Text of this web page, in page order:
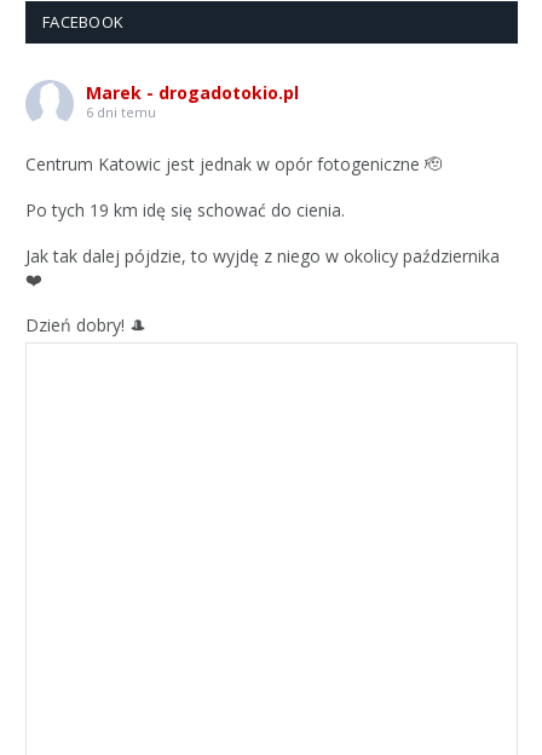
FACEBOOK
Marek - drogadotokio.pl
6 dni temu
Centrum Katowic jest jednak w opór fotogeniczne 🫡
Po tych 19 km idę się schować do cienia.
Jak tak dalej pójdzie, to wyjdę z niego w okolicy października
❤️
Dzień dobry! 🎩